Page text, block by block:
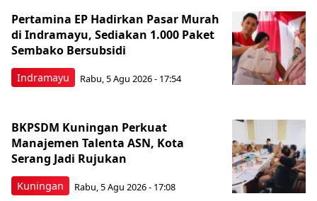
Indramayu
Pertamina EP Hadirkan Pasar Murah
di Indramayu, Sediakan 1.000 Paket
Sembako Bersubsidi
Rabu, 5 Agu 2026 - 17:54
Kuningan
BKPSDM Kuningan Perkuat
Manajemen Talenta ASN, Kota
Serang Jadi Rujukan
Rabu, 5 Agu 2026 - 17:08